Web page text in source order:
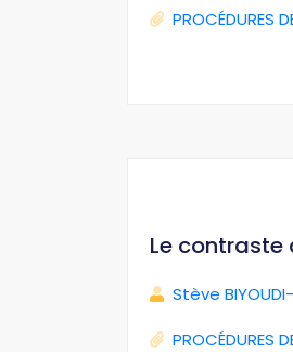
PROCÉDURES
Le contraste
Stève
PROCÉDURES